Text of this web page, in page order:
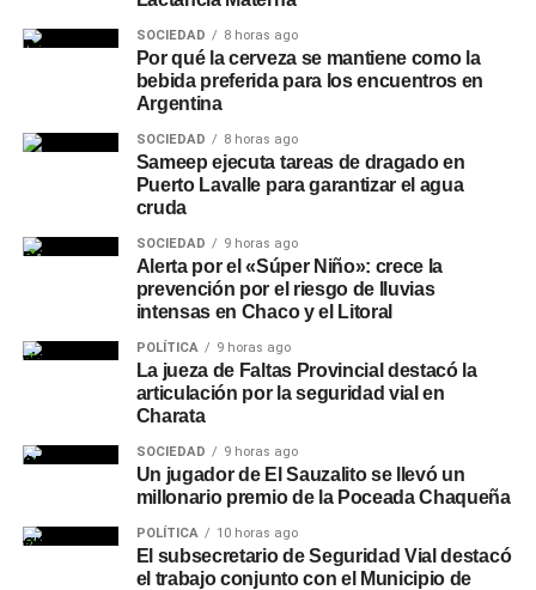
SOCIEDAD 8 horas ago
Por qué la cerveza se mantiene como la
bebida preferida para los encuentros en
Argentina
SOCIEDAD 8 horas ago
Sameep ejecuta tareas de dragado en
Puerto Lavalle para garantizar el agua
cruda
SOCIEDAD 9 horas ago
Alerta por el «Súper Niño»: crece la
prevención por el riesgo de lluvias
intensas en Chaco y el Litoral
POLÍTICA 9 horas ago
La jueza de Faltas Provincial destacó la
articulación por la seguridad vial en
Charata
SOCIEDAD 9 horas ago
Un jugador de El Sauzalito se llevó un
millonario premio de la Poceada Chaqueña
POLÍTICA 10 horas ago
El subsecretario de Seguridad Vial destacó
el trabajo conjunto con el Municipio de